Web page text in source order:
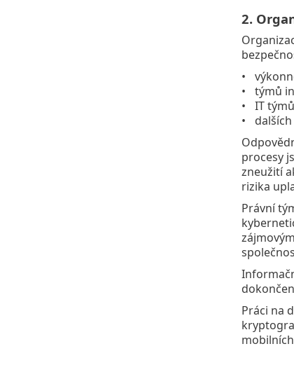
2.
týmů
IT
procesy
zneužití
rizika
Právní
Práci na